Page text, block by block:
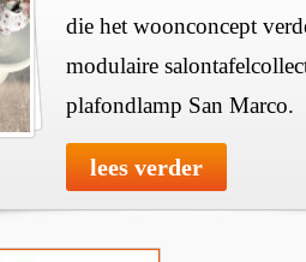
die het woonconcept
modulaire
plafondlamp San Marco.
lees verder